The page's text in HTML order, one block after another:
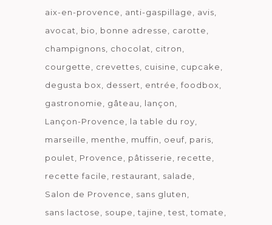
aix-en-provence
anti-gaspillage
avis
avocat
bio bonne adresse
carotte
champignons
chocolat
citron
courgette
crevettes cuisine
cupcake
degusta box
dessert entrée
foodbox
gastronomie
gâteau
lançon
Lançon-Provence
la table du roy
marseille
menthe muffin oeuf paris
poulet
Provence pâtisserie
recette
recette facile
restaurant
salade
Salon de Provence
sans gluten
sans lactose
soupe tajine test tomate